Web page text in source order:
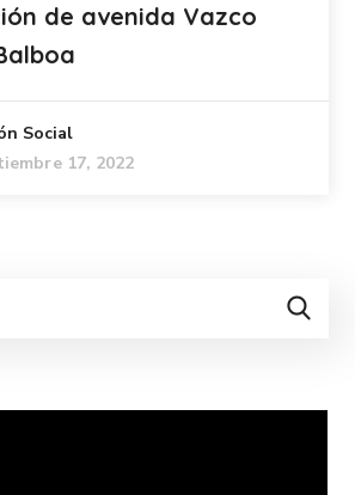
de avenida Vazco
Social
17, 2022